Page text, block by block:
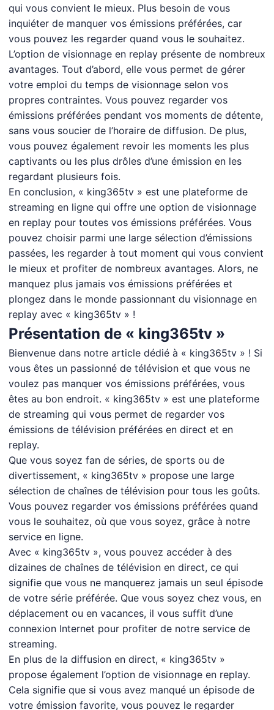
qui vous convient le mieux. Plus besoin de vous
inquiéter de manquer vos émissions préférées, car
vous pouvez les regarder quand vous le souhaitez.
L’option de visionnage en replay présente de nombreux
avantages. Tout d’abord, elle vous permet de gérer
votre emploi du temps de visionnage selon vos
propres contraintes. Vous pouvez regarder vos
émissions préférées pendant vos moments de détente,
sans vous soucier de l’horaire de diffusion. De plus,
vous pouvez également revoir les moments les plus
captivants ou les plus drôles d’une émission en les
regardant plusieurs fois.
En conclusion, « king365tv » est une plateforme de
streaming en ligne qui offre une option de visionnage
en replay pour toutes vos émissions préférées. Vous
pouvez choisir parmi une large sélection d’émissions
passées, les regarder à tout moment qui vous convient
le mieux et profiter de nombreux avantages. Alors, ne
manquez plus jamais vos émissions préférées et
plongez dans le monde passionnant du visionnage en
replay avec « king365tv » !
Présentation de « king365tv »
Bienvenue dans notre article dédié à « king365tv » ! Si
vous êtes un passionné de télévision et que vous ne
voulez pas manquer vos émissions préférées, vous
êtes au bon endroit. « king365tv » est une plateforme
de streaming qui vous permet de regarder vos
émissions de télévision préférées en direct et en
replay.
Que vous soyez fan de séries, de sports ou de
divertissement, « king365tv » propose une large
sélection de chaînes de télévision pour tous les goûts.
Vous pouvez regarder vos émissions préférées quand
vous le souhaitez, où que vous soyez, grâce à notre
service en ligne.
Avec « king365tv », vous pouvez accéder à des
dizaines de chaînes de télévision en direct, ce qui
signifie que vous ne manquerez jamais un seul épisode
de votre série préférée. Que vous soyez chez vous, en
déplacement ou en vacances, il vous suffit d’une
connexion Internet pour profiter de notre service de
streaming.
En plus de la diffusion en direct, « king365tv »
propose également l’option de visionnage en replay.
Cela signifie que si vous avez manqué un épisode de
votre émission favorite, vous pouvez le regarder